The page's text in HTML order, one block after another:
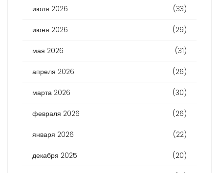
июля 2026 (33)
июня 2026 (29)
мая 2026 (31)
апреля 2026 (26)
марта 2026 (30)
февраля 2026 (26)
января 2026 (22)
декабря 2025 (20)